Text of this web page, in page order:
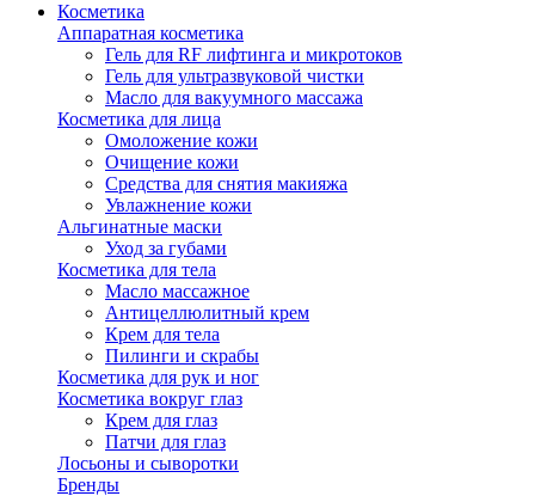
Косметика
Аппаратная косметика
Гель для RF лифтинга и микротоков
Гель для ультразвуковой чистки
Масло для вакуумного массажа
Косметика для лица
Омоложение кожи
Очищение кожи
Средства для снятия макияжа
Увлажнение кожи
Альгинатные маски
Уход за губами
Косметика для тела
Масло массажное
Антицеллюлитный крем
Крем для тела
Пилинги и скрабы
Косметика для рук и ног
Косметика вокруг глаз
Крем для глаз
Патчи для глаз
Лосьоны и сыворотки
Бренды